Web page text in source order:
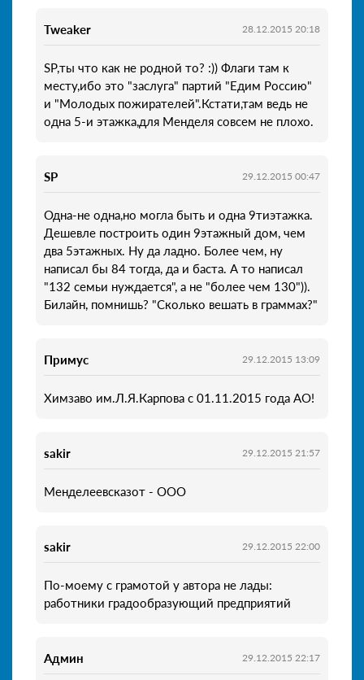
Tweaker 28.12.2015 20:18
SP,ты что как не родной то? :)) Флаги там к
месту,ибо это "заслуга" партий "Едим Россию"
и "Молодых пожирателей".Кстати,там ведь не
одна 5-и этажка,для Менделя совсем не плохо.
SP 29.12.2015 00:47
Одна-не одна,но могла быть и одна 9тиэтажка.
Дешевле построить один 9этажный дом, чем
два 5этажных. Ну да ладно. Более чем, ну
написал бы 84 тогда, да и баста. А то написал
"132 семьи нуждается", а не "более чем 130")).
Билайн, помнишь? "Сколько вешать в граммах?"
Примус 29.12.2015 13:09
Химзаво им.Л.Я.Карпова с 01.11.2015 года АО!
sakir 29.12.2015 21:57
Менделеевсказот - ООО
sakir 29.12.2015 22:00
По-моему с грамотой у автора не лады:
работники градообразующий предприятий
Админ 29.12.2015 22:17